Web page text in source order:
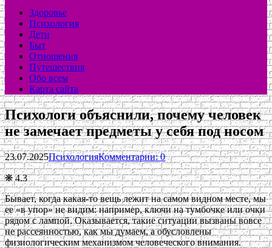
Здоровье
Психология
Дети
Быт
Отношения
Путешествия
Обо всем
Карта сайта
Психологи объяснили, почему человек
не замечает предметы у себя под носом
23.07.2025ПсихологияКомментарии: 0
❋ 4.3
Бывает, когда какая-то вещь лежит на самом видном месте, мы
ее «в упор» не видим: например, ключи на тумбочке или очки
рядом с лампой. Оказывается, такие ситуации вызваны вовсе
не рассеянностью, как мы думаем, а обусловлены
физиологическим механизмом человеческого внимания.